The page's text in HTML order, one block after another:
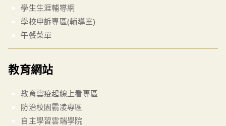
學生生涯輔導網
學校申訴專區(輔導室)
午餐菜單
教育網站
教育雲疫起線上看專區
防治校園霸凌專區
自主學習雲端學院